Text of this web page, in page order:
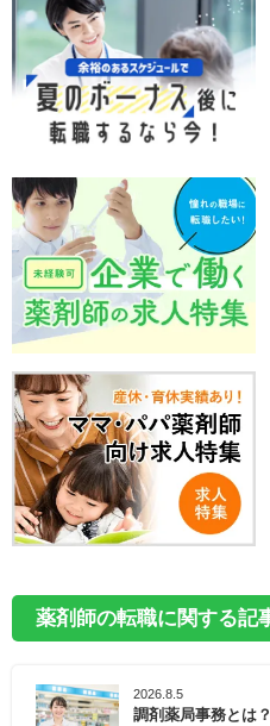
薬剤師の転職に関する記
2026.8.5
調剤薬局事務とは